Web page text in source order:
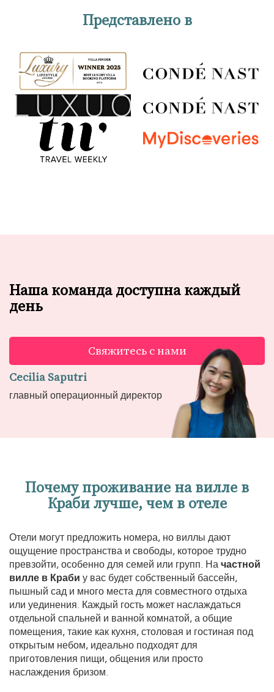
Представлено в
Наша команда доступна каждый
день
Свяжитесь с нами
Cecilia Saputri
главный операционный директор
Почему проживание на вилле в
Краби лучше, чем в отеле
Отели могут предложить номера, но виллы дают
ощущение пространства и свободы, которое трудно
превзойти, особенно для семей или групп. Начастной
вилле в Краби у вас будет собственный бассейн,
пышный сад и много места для совместного отдыха
или уединения. Каждый гость может наслаждаться
отдельной спальней и ванной комнатой, а общие
помещения, такие как кухня, столовая и гостиная под
открытым небом, идеально подходят для
приготовления пищи, общения или просто
наслаждения бризом.